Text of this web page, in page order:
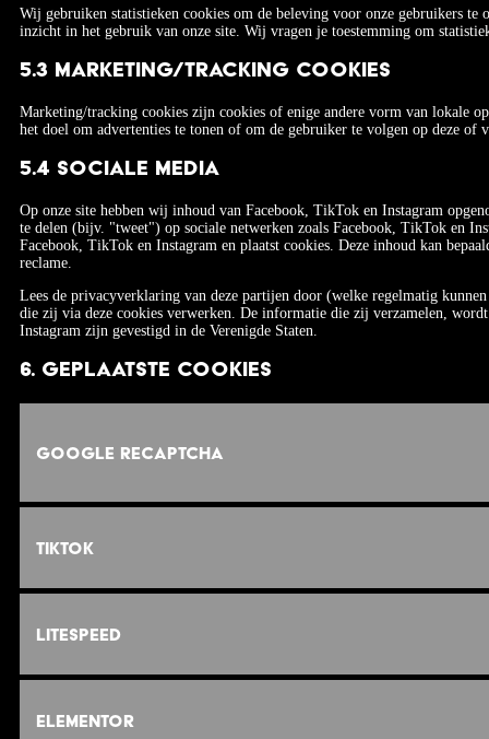
Wij gebruiken statistieken cookies om de beleving voor onze gebruikers
inzicht in het gebruik van onze site. Wij vragen je toestemming om
5.3 Marketing/Tracking cookies
Marketing/tracking cookies zijn cookies of enige andere vorm van lokale
het doel om advertenties te tonen of om de gebruiker te volgen op deze of
5.4 Sociale media
Op onze site hebben wij inhoud van Facebook, TikTok en Instagram
te delen (bijv. "tweet") op sociale netwerken zoals Facebook, TikTok en
Facebook, TikTok en Instagram en plaatst cookies. Deze inhoud kan
reclame.
Lees de privacyverklaring van deze partijen door (welke regelmatig
die zij via deze cookies verwerken. De informatie die zij verzamelen,
Instagram zijn gevestigd in de Verenigde Staten.
6. Geplaatste cookies
Google reCAPTCHA
TikTok
LiteSpeed
Elementor